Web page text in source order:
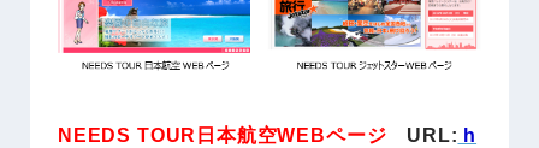
NEEDS TOUR日本航空WEBページ URL: h